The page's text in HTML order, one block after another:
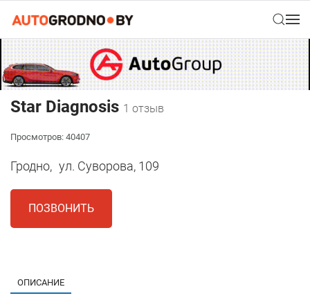
Star Diagnosis 1 отзыв
Просмотров: 40407
Гродно, ул. Суворова, 109
ПОЗВОНИТЬ
ОПИСАНИЕ